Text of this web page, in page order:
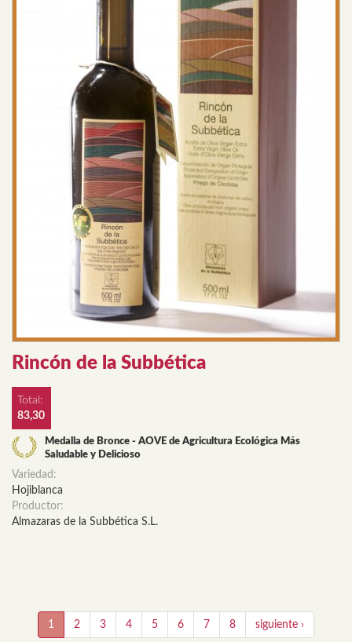
Rincón de la Subbética
Total:
83,30
Medalla de Bronce - AOVE de Agricultura Ecológica Más
Saludable y Delicioso
Variedad:
Hojiblanca
Productor:
Almazaras de la Subbética S.L.
1 2 3 4 5 6 7 8 siguiente ›